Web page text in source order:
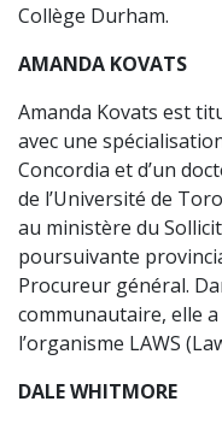
Collège Durham.
AMANDA KOVATS
Amanda Kovats est
avec une
Concordia et d’un
de l’Université de
au ministère du
poursuivante
Procureur général.
communautaire, elle
l’organisme LAWS
DALE WHITMORE